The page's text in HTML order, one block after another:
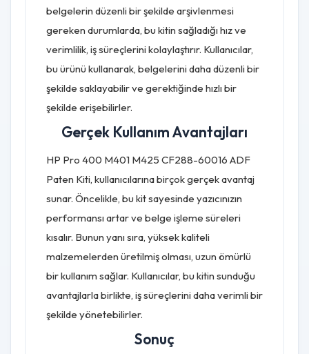
belgelerin düzenli bir şekilde arşivlenmesi
gereken durumlarda, bu kitin sağladığı hız ve
verimlilik, iş süreçlerini kolaylaştırır. Kullanıcılar,
bu ürünü kullanarak, belgelerini daha düzenli bir
şekilde saklayabilir ve gerektiğinde hızlı bir
şekilde erişebilirler.
Gerçek Kullanım Avantajları
HP Pro 400 M401 M425 CF288-60016 ADF
Paten Kiti, kullanıcılarına birçok gerçek avantaj
sunar. Öncelikle, bu kit sayesinde yazıcınızın
performansı artar ve belge işleme süreleri
kısalır. Bunun yanı sıra, yüksek kaliteli
malzemelerden üretilmiş olması, uzun ömürlü
bir kullanım sağlar. Kullanıcılar, bu kitin sunduğu
avantajlarla birlikte, iş süreçlerini daha verimli bir
şekilde yönetebilirler.
Sonuç